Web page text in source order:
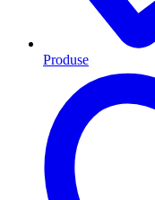
Produse